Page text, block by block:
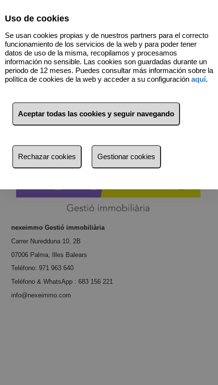
683156221
Contacto
El inmueble que buscas está aquí.
nexeimmo Gestió immobiliària
Carrer Nuredduna 10, 2B
07006 Palma, Illes Balears
Teléfono: 971 963 640
Teléfono & WhatsApp : 683 156 221
info@nexeimmo.com
Uso de cookies
Se usan cookies propias y de nuestros partners para el correcto
funcionamiento de los servicios de la web y para poder tener
datos de uso de la misma, recopilamos y procesamos
información no sensible. Las cookies son guardadas durante un
periodo de 12 meses. Puedes consultar más información sobre la
política de cookies de la web y acceder a su configuración aquí.
Aceptar todas las cookies y seguir navegando
Rechazar cookies Gestionar cookies